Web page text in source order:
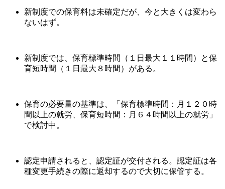
新制度での保育料は未確定だが、今と大きくは変わら
ないはず。
新制度では、保育標準時間（１日最大１１時間）と保
育短時間（１日最大８時間）がある。
保育の必要量の基準は、「保育標準時間：月１２０時
間以上の就労、保育短時間：月６４時間以上の就労」
で検討中。
認定申請されると、認定証が交付される。認定証は各
種変更手続きの際に返却するので大切に保管する。